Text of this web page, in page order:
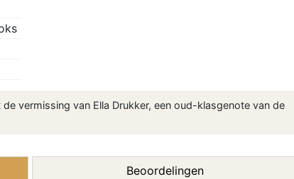
vermissing van Ella Drukker, een oud-klasgenote van de
Beoordelingen